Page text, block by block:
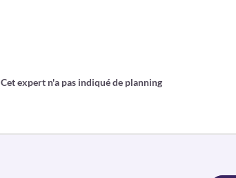
Cet expert n'a pas indiqué de planning